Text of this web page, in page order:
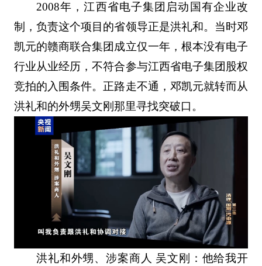
2008年，江西省电子集团启动国有企业改
制，负责这个项目的省领导正是洪礼和。当时邓
凯元的赣商联合集团成立仅一年，根本没有电子
行业从业经历，不符合参与江西省电子集团股权
竞拍的入围条件。正路走不通，邓凯元就转而从
洪礼和的外甥吴文刚那里寻找突破口。
洪礼和外甥、涉案商人 吴文刚：他给我开